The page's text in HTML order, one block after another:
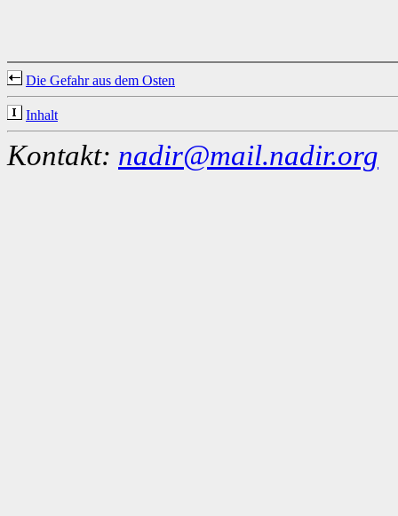
Die Gefahr aus dem Osten
Inhalt
Kontakt: nadir@mail.nadir.org